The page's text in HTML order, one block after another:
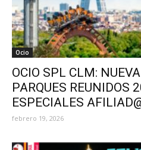
Ocio
OCIO SPL CLM:
PARQUES REUNIDOS
ESPECIALES
febrero 19, 2026